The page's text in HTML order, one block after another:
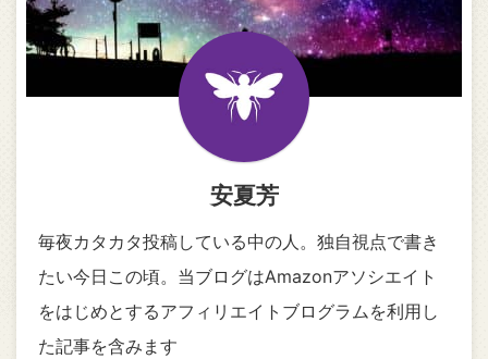
安夏芳
毎夜カタカタ投稿している中の人。独自視点で書き
たい今日この頃。当ブログはAmazonアソシエイト
をはじめとするアフィリエイトブログラムを利用し
た記事を含みます